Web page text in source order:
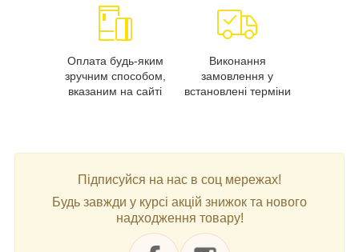
Оплата будь-яким
зручним способом,
вказаним на сайті
Виконання
замовлення у
встановлені терміни
Підписуйся на нас в соц мережах!
Будь завжди у курсі акцій знижок та нового
надходження товару!